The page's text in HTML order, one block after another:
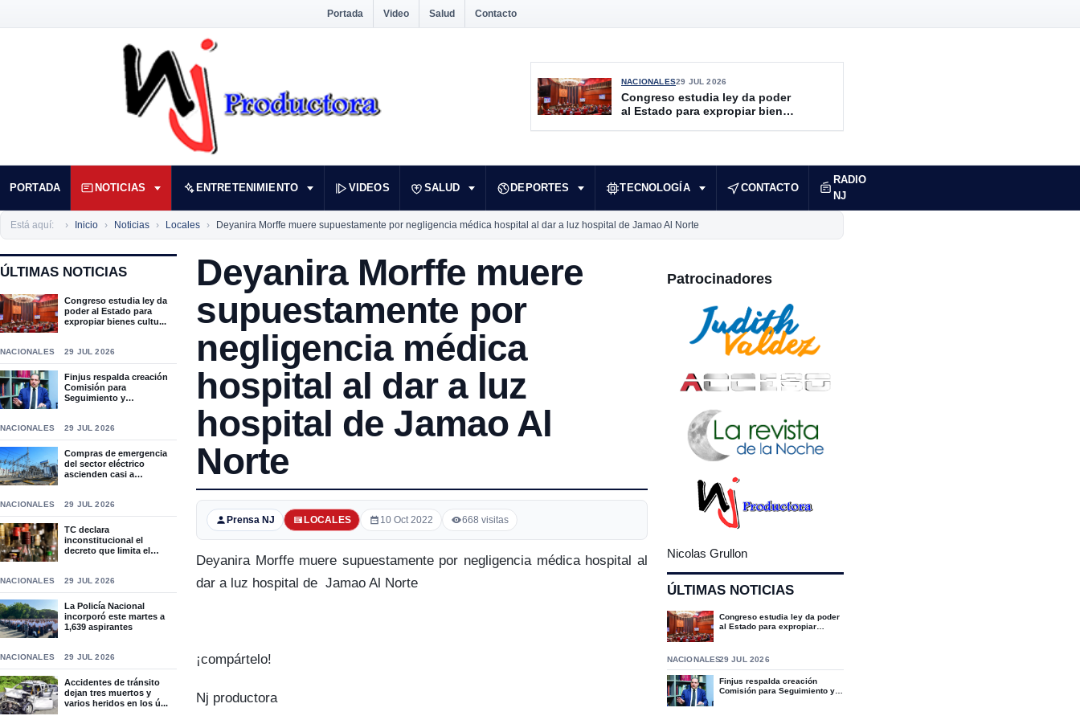
Portada Video Salud Contacto
NACIONALES29 JUL 2026
Congreso estudia ley da poder
al Estado para expropiar bienes
PORTADA NOTICIAS ENTRETENIMIENTO VIDEOS SALUD DEPORTES TECNOLOGÍA CONTACTO
RADIO
NJ
Está aquí: Inicio Noticias Locales Deyanira Morffe muere supuestamente por negligencia médica hospital al dar a luz hospital de Jamao Al Norte
ÚLTIMAS NOTICIAS
Congreso estudia ley da
poder al Estado para
expropiar bienes cultu...
NACIONALES 29 JUL 2026
Finjus respalda creación
Comisión para
Seguimiento y
NACIONALES 29 JUL 2026
Compras de emergencia
del sector eléctrico
ascienden casi a
NACIONALES 29 JUL 2026
TC declara
inconstitucional el
decreto que limita el
NACIONALES 29 JUL 2026
La Policía Nacional
incorporó este martes a
1,639 aspirantes
NACIONALES 29 JUL 2026
Accidentes de tránsito
dejan tres muertos y
varios heridos en los ú...
Deyanira Morffe muere
supuestamente por
negligencia médica
hospital al dar a luz
hospital de Jamao Al
Norte
Prensa NJ LOCALES 10 Oct 2022 668 visitas
Deyanira Morffe muere supuestamente por negligencia médica hospital al
dar a luz hospital de Jamao Al Norte
¡compártelo!
Nj productora
Patrocinadores
Nicolas Grullon
ÚLTIMAS NOTICIAS
Congreso estudia ley da poder
al Estado para expropiar
NACIONALES29 JUL 2026
Finjus respalda creación
Comisión para Seguimiento y